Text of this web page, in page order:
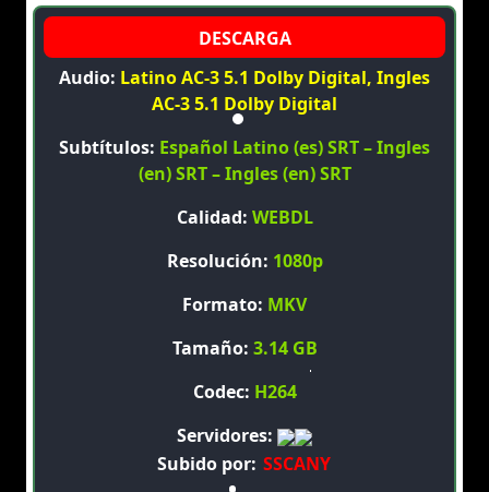
Audio: Latino AC-3 5.1 Dolby Digital, Ingles
AC-3 5.1 Dolby Digital
Subtítulos: Español Latino (es) SRT – Ingles
(en) SRT – Ingles (en) SRT
Calidad: WEBDL
Resolución: 1080p
Formato: MKV
Tamaño: 3.14 GB
Codec: H264
Servidores:
Subido por: SSCANY